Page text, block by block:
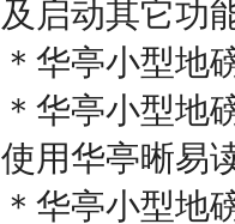
及启动其它功
＊华亭小型地
＊华亭小型地
使用华亭晰易
＊华亭小型地